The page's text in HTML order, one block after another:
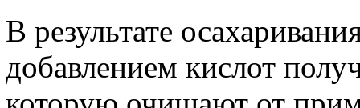
В результате
добавлением кислот